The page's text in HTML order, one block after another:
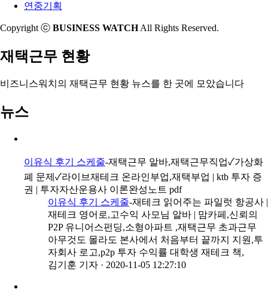
연중기획
Copyright ⓒ BUSINESS WATCHAll Rights Reserved.
재택근무 현황
비즈니스워치의 재택근무 현황 뉴스를 한 곳에 모았습니다
뉴스
이유식 후기 스케줄-재택근무 알바,재택근무직업✓가상화
폐 문제✓라이브재테크 온라인부업,재택부업 | ktb 투자 증
권 | 투자자산운용사 이론완성노트 pdf
이유식 후기 스케줄-재테크 읽어주는 파일럿 항공사 |
재테크 영어로,고수익 사모님 알바 | 맘카페,신뢰의
P2P 유니어스펀딩,소형아파트 ,재택근무 초과근무
아무것도 몰라도 본사에서 처음부터 끝까지 지원,투
자회사 로고,p2p 투자 수익률 대학생 재테크 책,
김기훈 기자 · 2020-11-05 12:27:10